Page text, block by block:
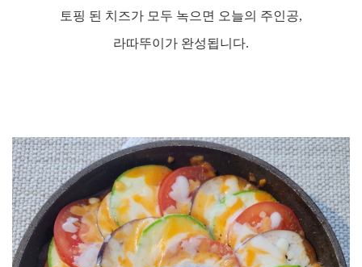
토핑 된 치즈가 모두 녹으면 오늘의 주인공,
라따뚜이가 완성됩니다.